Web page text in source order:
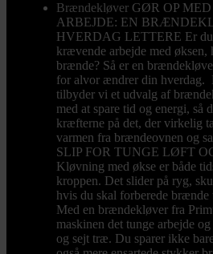
Brændekløver GØR OP
ARBEJDE: EN
HVERDAG LETTERE Er
krævende arbejde med
brænde? Så er en
for alvor ændrer din hverdag.
tilbyder vi et udvalg af
med at spare tid og energi, så
kræfterne på det, der virkelig
varmen fra brændeovnen og
SLIP FOR TUNGE LØFT
Kløvning med økse er både
kroppen. Det slider på ryg,
hvis du skal forberede
Med en brændekløver fra
maskinen det tunge arbejde
og sejt træ. Du sparer ikke